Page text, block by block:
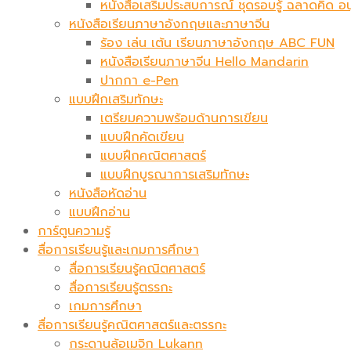
หนังสือเสริมประสบการณ์ ชุดรอบรู้ ฉลาดคิด อ
หนังสือเรียนภาษาอังกฤษและภาษาจีน
ร้อง เล่น เต้น เรียนภาษาอังกฤษ ABC FUN
หนังสือเรียนภาษาจีน Hello Mandarin
ปากกา e-Pen
แบบฝึกเสริมทักษะ
เตรียมความพร้อมด้านการเขียน
แบบฝึกคัดเขียน
แบบฝึกคณิตศาสตร์
แบบฝึกบูรณาการเสริมทักษะ
หนังสือหัดอ่าน
แบบฝึกอ่าน
การ์ตูนความรู้
สื่อการเรียนรู้และเกมการศึกษา
สื่อการเรียนรู้คณิตศาสตร์
สื่อการเรียนรู้ตรรกะ
เกมการศึกษา
สื่อการเรียนรู้คณิตศาสตร์และตรรกะ
กระดานล้อเมจิก​ Lukann